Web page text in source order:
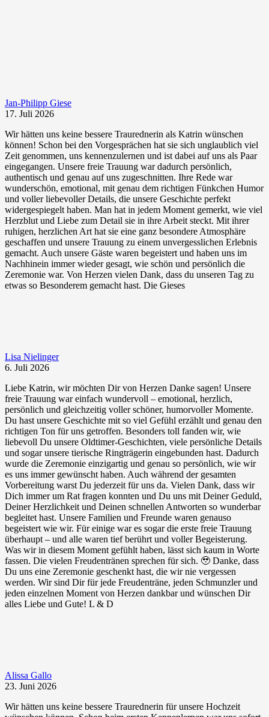
Jan-Philipp Giese
17. Juli 2026
Wir hätten uns keine bessere Traurednerin als Katrin wünschen
können! Schon bei den Vorgesprächen hat sie sich unglaublich viel
Zeit genommen, uns kennenzulernen und ist dabei auf uns als Paar
eingegangen. Unsere freie Trauung war dadurch persönlich,
authentisch und genau auf uns zugeschnitten. Ihre Rede war
wunderschön, emotional, mit genau dem richtigen Fünkchen Humor
und voller liebevoller Details, die unsere Geschichte perfekt
widergespiegelt haben. Man hat in jedem Moment gemerkt, wie viel
Herzblut und Liebe zum Detail sie in ihre Arbeit steckt. Mit ihrer
ruhigen, herzlichen Art hat sie eine ganz besondere Atmosphäre
geschaffen und unsere Trauung zu einem unvergesslichen Erlebnis
gemacht. Auch unsere Gäste waren begeistert und haben uns im
Nachhinein immer wieder gesagt, wie schön und persönlich die
Zeremonie war. Von Herzen vielen Dank, dass du unseren Tag zu
etwas so Besonderem gemacht hast. Die Gieses
Lisa Nielinger
6. Juli 2026
Liebe Katrin, wir möchten Dir von Herzen Danke sagen! Unsere
freie Trauung war einfach wundervoll – emotional, herzlich,
persönlich und gleichzeitig voller schöner, humorvoller Momente.
Du hast unsere Geschichte mit so viel Gefühl erzählt und genau den
richtigen Ton für uns getroffen. Besonders toll fanden wir, wie
liebevoll Du unsere Oldtimer-Geschichten, viele persönliche Details
und sogar unsere tierische Ringträgerin eingebunden hast. Dadurch
wurde die Zeremonie einzigartig und genau so persönlich, wie wir
es uns immer gewünscht haben. Auch während der gesamten
Vorbereitung warst Du jederzeit für uns da. Vielen Dank, dass wir
Dich immer um Rat fragen konnten und Du uns mit Deiner Geduld,
Deiner Herzlichkeit und Deinen schnellen Antworten so wunderbar
begleitet hast. Unsere Familien und Freunde waren genauso
begeistert wie wir. Für einige war es sogar die erste freie Trauung
überhaupt – und alle waren tief berührt und voller Begeisterung.
Was wir in diesem Moment gefühlt haben, lässt sich kaum in Worte
fassen. Die vielen Freudentränen sprechen für sich. 🥹 Danke, dass
Du uns eine Zeremonie geschenkt hast, die wir nie vergessen
werden. Wir sind Dir für jede Freudenträne, jeden Schmunzler und
jeden einzelnen Moment von Herzen dankbar und wünschen Dir
alles Liebe und Gute! L & D
Alissa Gallo
23. Juni 2026
Wir hätten uns keine bessere Traurednerin für unsere Hochzeit